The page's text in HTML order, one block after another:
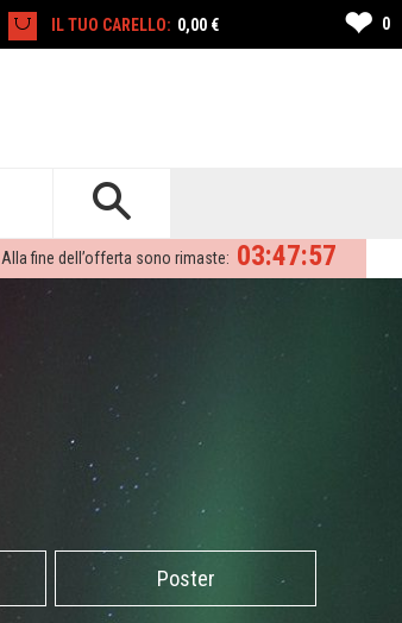
IL TUO CARELLO: 0,00 € ❤ 0
03:47:54
Alla fine dell’offerta sono rimaste:
Poster